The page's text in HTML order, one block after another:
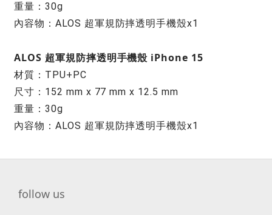
重量：30g
內容物：ALOS 超軍規防摔透明手機殼x1
ALOS 超軍規防摔透明手機殼 iPhone 15
材質：TPU+PC
尺寸：152 mm x 77 mm x 12.5 mm
重量：30g
內容物：ALOS 超軍規防摔透明手機殼x1
follow us